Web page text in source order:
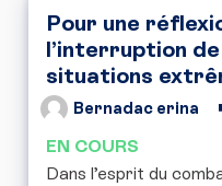
Pour une
l’interruption
situations
Bernadac erina
EN COURS
Dans l’esprit du